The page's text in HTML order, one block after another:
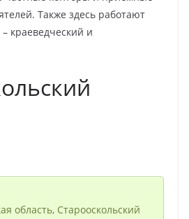
Также здесь работают
краеведческий и
область, Старооскольский